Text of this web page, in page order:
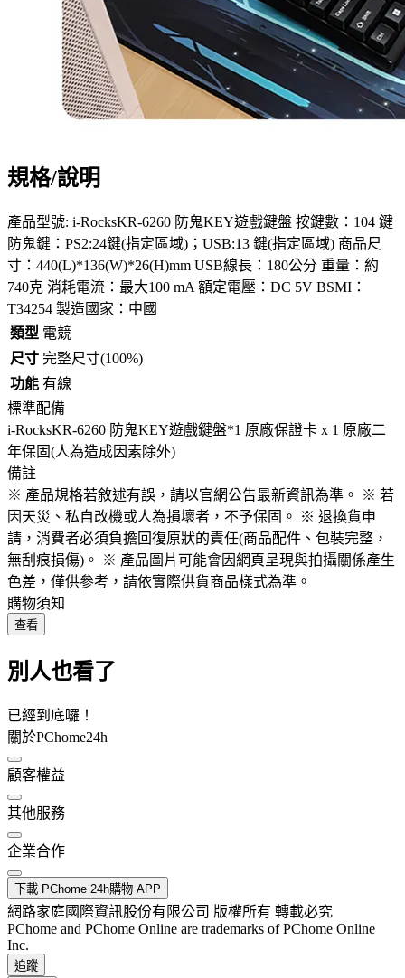
規格/說明
產品型號: i-RocksKR-6260 防鬼KEY遊戲鍵盤 按鍵數：104 鍵
防鬼鍵：PS2:24鍵(指定區域)；USB:13 鍵(指定區域) 商品尺
寸：440(L)*136(W)*26(H)mm USB線長：180公分 重量：約
740克 消耗電流：最大100 mA 額定電壓：DC 5V BSMI：
T34254 製造國家：中國
類型 電競
尺寸 完整尺寸(100%)
功能 有線
標準配備
i-RocksKR-6260 防鬼KEY遊戲鍵盤*1 原廠保證卡 x 1 原廠二
年保固(人為造成因素除外)
備註
※ 產品規格若敘述有誤，請以官網公告最新資訊為準。 ※ 若
因天災、私自改機或人為損壞者，不予保固。 ※ 退換貨申
請，消費者必須負擔回復原狀的責任(商品配件、包裝完整，
無刮痕損傷)。 ※ 產品圖片可能會因網頁呈現與拍攝關係產生
色差，僅供參考，請依實際供貨商品樣式為準。
購物須知
查看
別人也看了
已經到底囉！
關於PChome24h
顧客權益
其他服務
企業合作
下載 PChome 24h購物 APP
網路家庭國際資訊股份有限公司 版權所有 轉載必究
PChome and PChome Online are trademarks of PChome Online
Inc.
追蹤